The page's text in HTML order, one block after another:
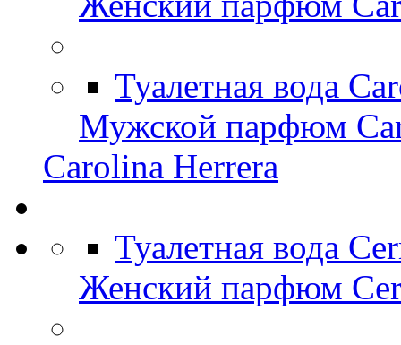
Туалетная вода
Мужской парфюм
Carolina Herrera
Туалетная вода
Женский парфюм